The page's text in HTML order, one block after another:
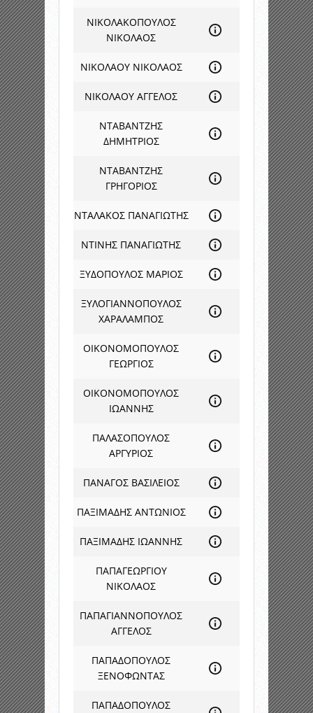
ΝΙΚΟΛΑΚΟΠΟΥΛΟΣ
ΝΙΚΟΛΑΟΣ
ΝΙΚΟΛΑΟΥ ΝΙΚΟΛΑΟΣ
ΝΙΚΟΛΑΟΥ ΑΓΓΕΛΟΣ
ΝΤΑΒΑΝΤΖΗΣ
ΔΗΜΗΤΡΙΟΣ
ΝΤΑΒΑΝΤΖΗΣ
ΓΡΗΓΟΡΙΟΣ
ΝΤΑΛΑΚΟΣ ΠΑΝΑΓΙΩΤΗΣ
ΝΤΙΝΗΣ ΠΑΝΑΓΙΩΤΗΣ
ΞΥΔΟΠΟΥΛΟΣ ΜΑΡΙΟΣ
ΞΥΛΟΓΙΑΝΝΟΠΟΥΛΟΣ
ΧΑΡΑΛΑΜΠΟΣ
ΟΙΚΟΝΟΜΟΠΟΥΛΟΣ
ΓΕΩΡΓΙΟΣ
ΟΙΚΟΝΟΜΟΠΟΥΛΟΣ
ΙΩΑΝΝΗΣ
ΠΑΛΑΣΟΠΟΥΛΟΣ
ΑΡΓΥΡΙΟΣ
ΠΑΝΑΓΟΣ ΒΑΣΙΛΕΙΟΣ
ΠΑΞΙΜΑΔΗΣ ΑΝΤΩΝΙΟΣ
ΠΑΞΙΜΑΔΗΣ ΙΩΑΝΝΗΣ
ΠΑΠΑΓΕΩΡΓΙΟΥ
ΝΙΚΟΛΑΟΣ
ΠΑΠΑΓΙΑΝΝΟΠΟΥΛΟΣ
ΑΓΓΕΛΟΣ
ΠΑΠΑΔΟΠΟΥΛΟΣ
ΞΕΝΟΦΩΝΤΑΣ
ΠΑΠΑΔΟΠΟΥΛΟΣ